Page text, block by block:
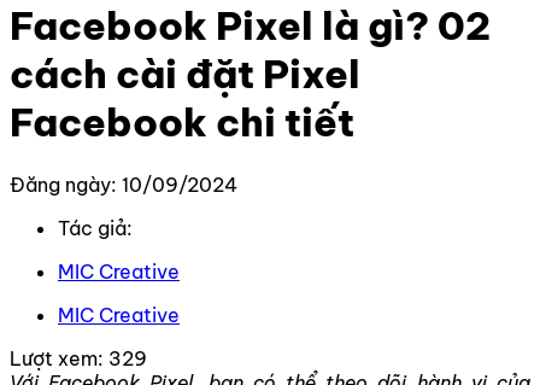
Facebook Pixel là gì? 02
cách cài đặt Pixel
Facebook chi tiết
Đăng ngày: 10/09/2024
Tác giả:
MIC Creative
MIC Creative
Lượt xem: 329